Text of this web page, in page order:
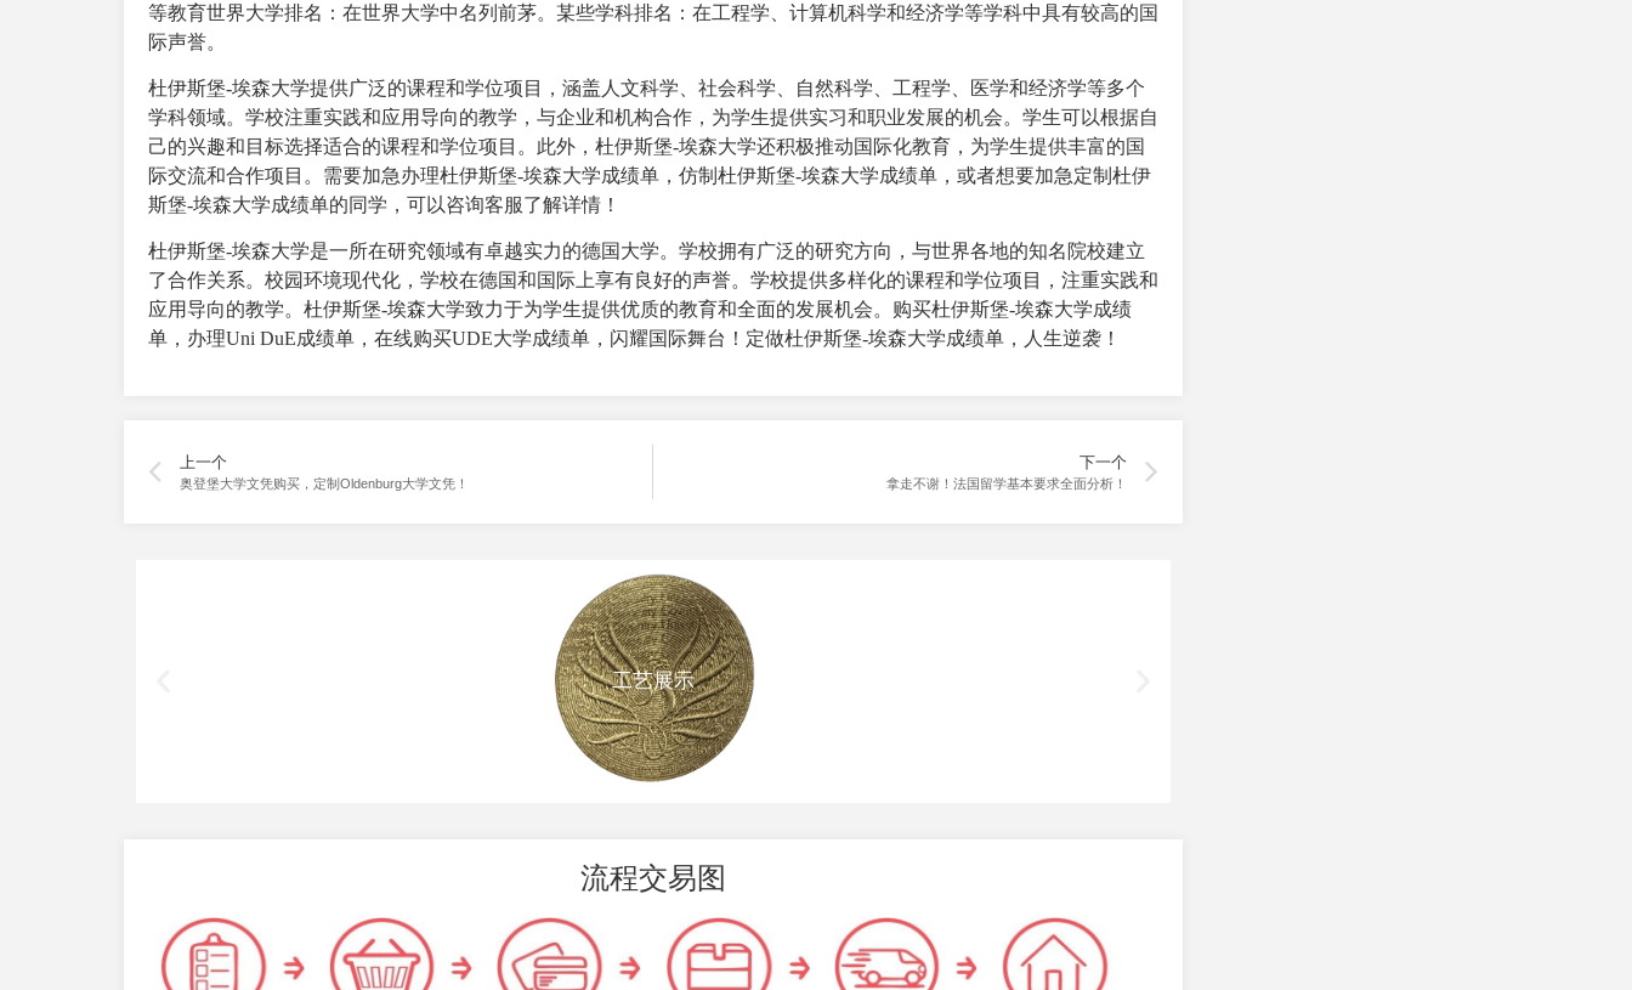
等教育世界大学排名：在世界大学中名列前茅。某些学科排名：在工程学、计算机科学和经济学等学科中具有较高的国
际声誉。
杜伊斯堡-埃森大学提供广泛的课程和学位项目，涵盖人文科学、社会科学、自然科学、工程学、医学和经济学等多个
学科领域。学校注重实践和应用导向的教学，与企业和机构合作，为学生提供实习和职业发展的机会。学生可以根据自
己的兴趣和目标选择适合的课程和学位项目。此外，杜伊斯堡-埃森大学还积极推动国际化教育，为学生提供丰富的国
际交流和合作项目。需要加急办理杜伊斯堡-埃森大学成绩单，仿制杜伊斯堡-埃森大学成绩单，或者想要加急定制杜伊
斯堡-埃森大学成绩单的同学，可以咨询客服了解详情！
杜伊斯堡-埃森大学是一所在研究领域有卓越实力的德国大学。学校拥有广泛的研究方向，与世界各地的知名院校建立
了合作关系。校园环境现代化，学校在德国和国际上享有良好的声誉。学校提供多样化的课程和学位项目，注重实践和
应用导向的教学。杜伊斯堡-埃森大学致力于为学生提供优质的教育和全面的发展机会。购买杜伊斯堡-埃森大学成绩
单，办理Uni DuE成绩单，在线购买UDE大学成绩单，闪耀国际舞台！定做杜伊斯堡-埃森大学成绩单，人生逆袭！
上一个
奥登堡大学文凭购买，定制Oldenburg大学文凭！
下一个
拿走不谢！法国留学基本要求全面分析！
工艺展示
流程交易图